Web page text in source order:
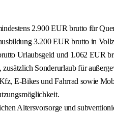
2.900 EUR brutto für
3.200 EUR brutto in
Urlaubsgeld und 1.062 EUR
zusätzlich Sonderurlaub für
E-Bikes und Fahrrad sowie
Altersvorsorge und